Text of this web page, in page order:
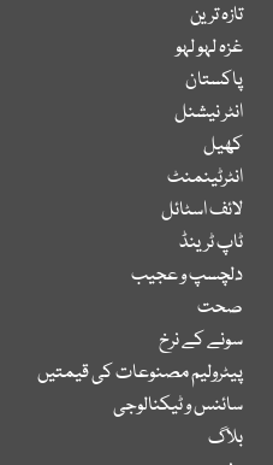
تازہ ترین
غزہ لہو لہو
پاکستان
انٹر نیشنل
کھیل
انٹرٹینمنٹ
لائف اسٹائل
ٹاپ ٹرینڈ
دلچسپ و عجیب
صحت
سونے کے نرخ
پیٹرولیم مصنوعات کی قیمتیں
سائنس و ٹیکنالوجی
بلاگ